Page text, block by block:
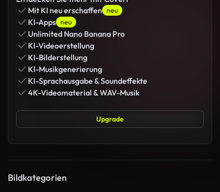
Mit KI neu erschaffen
neu
KI-Apps neu
Unlimited Nano Banana Pro
KI-Videoerstellung
KI-Bilderstellung
KI-Musikgenerierung
KI-Sprachausgabe & Soundeffekte
4K-Videomaterial & WAV-Musik
Upgrade
Bildkategorien